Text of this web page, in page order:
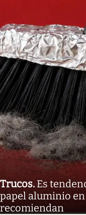
Trucos. Es
papel aluminio en
recomiendan